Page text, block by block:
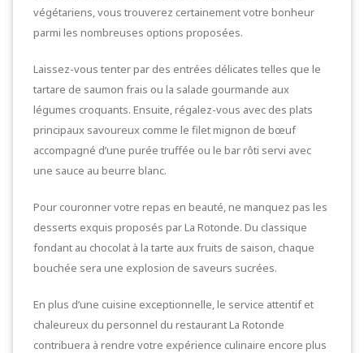
végétariens, vous trouverez certainement votre bonheur
parmi les nombreuses options proposées.
Laissez-vous tenter par des entrées délicates telles que le
tartare de saumon frais ou la salade gourmande aux
légumes croquants. Ensuite, régalez-vous avec des plats
principaux savoureux comme le filet mignon de bœuf
accompagné d’une purée truffée ou le bar rôti servi avec
une sauce au beurre blanc.
Pour couronner votre repas en beauté, ne manquez pas les
desserts exquis proposés par La Rotonde. Du classique
fondant au chocolat à la tarte aux fruits de saison, chaque
bouchée sera une explosion de saveurs sucrées.
En plus d’une cuisine exceptionnelle, le service attentif et
chaleureux du personnel du restaurant La Rotonde
contribuera à rendre votre expérience culinaire encore plus